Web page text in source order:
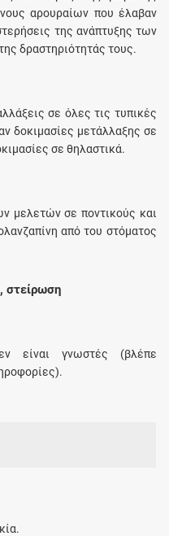
αρουραίων που έλαβαν
της ανάπτυξης των
δραστηριότητάς τους.
σε όλες τις τυπικές
δοκιμασίες μετάλλαξης σε
σε θηλαστικά.
μελετών σε ποντικούς και
από του στόματος
στείρωση
είναι γνωστές (βλέπε